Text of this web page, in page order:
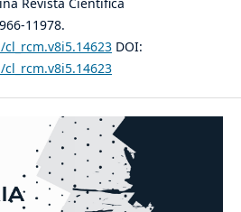
11978.
DOI: